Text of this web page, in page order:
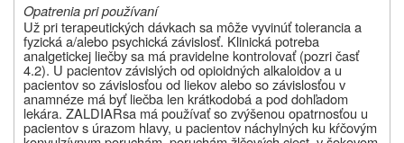
Opatrenia pri používaní
Už pri terapeutických dávkach sa môže vyvinúť tolerancia a
fyzická a/alebo psychická závislosť. Klinická potreba
analgetickej liečby sa má pravidelne kontrolovať (pozri časť
4.2). U pacientov závislých od opioidných alkaloidov a u
pacientov so závislosťou od liekov alebo so závislosťou v
anamnéze má byť liečba len krátkodobá a pod dohľadom
lekára. ZALDIARsa má používať so zvýšenou opatrnosťou u
pacientov s úrazom hlavy, u pacientov náchylných ku kŕčovým